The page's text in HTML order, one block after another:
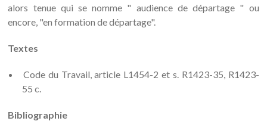
alors tenue qui se nomme " audience de départage " ou
encore, "en formation de départage".
Textes
Code du Travail, article L1454-2 et s. R1423-35, R1423-
55 c.
Bibliographie